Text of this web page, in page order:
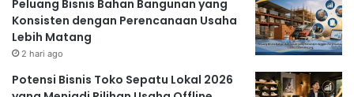
Peluang Bisnis Bahan Bangunan yang
Konsisten dengan Perencanaan Usaha
Lebih Matang
2 hari ago
Potensi Bisnis Toko Sepatu Lokal 2026